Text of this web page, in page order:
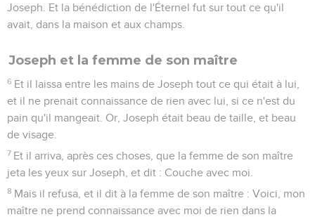
Joseph. Et la bénédiction de l'Éternel fut sur tout ce qu'il
avait, dans la maison et aux champs.
Joseph et la femme de son maître
6 Et il laissa entre les mains de Joseph tout ce qui était à lui,
et il ne prenait connaissance de rien avec lui, si ce n'est du
pain qu'il mangeait. Or, Joseph était beau de taille, et beau
de visage.
7 Et il arriva, après ces choses, que la femme de son maître
jeta les yeux sur Joseph, et dit : Couche avec moi.
8 Mais il refusa, et il dit à la femme de son maître : Voici, mon
maître ne prend connaissance avec moi de rien dans la